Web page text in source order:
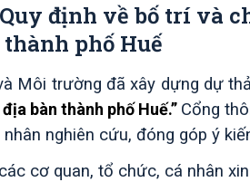
định về bố trí và
phố Huế
Môi trường đã xây dựng dự
bàn thành phố Huế.” Cổng
nghiên cứu, đóng góp ý
cơ quan, tổ chức, cá nhân